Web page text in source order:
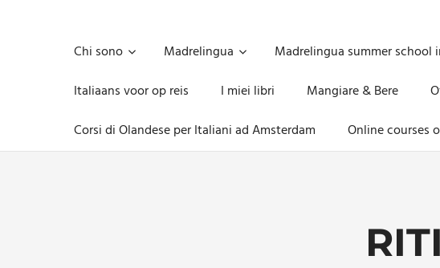
imprescindibile,
inevitabile
Mammamsterdam
oggi
anche
Chi sono Madrelingua Madrelingua summer school
Italiaans voor op reis
I miei libri Mangiare & Bere
Corsi di Olandese per Italiani ad Amsterdam
Online courses